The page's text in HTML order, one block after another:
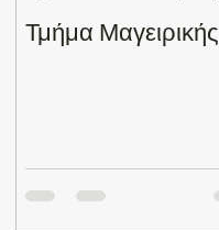
Τμήμα Μαγειρικής